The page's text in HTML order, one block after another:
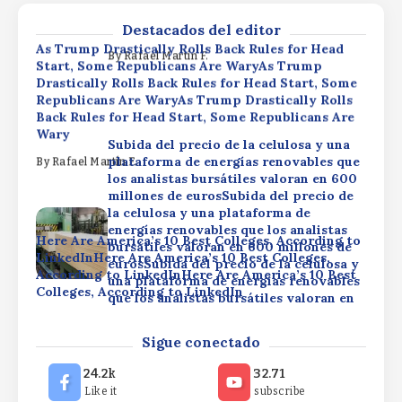
Destacados del editor
600 millones de euros
ByRafael Martín F.
ByRafael Martín F.
As Trump Drastically Rolls Back Rules for Head
Start, Some Republicans Are WaryAs Trump
Drastically Rolls Back Rules for Head Start, Some
Republicans Are WaryAs Trump Drastically Rolls
Back Rules for Head Start, Some Republicans Are
Wary
By Rafael Martín F.
Subida del precio de la celulosa y una
plataforma de energías renovables que
los analistas bursátiles valoran en 600
millones de eurosSubida del precio de
la celulosa y una plataforma de
energías renovables que los analistas
bursátiles valoran en 600 millones de
eurosSubida del precio de la celulosa y
una plataforma de energías renovables
que los analistas bursátiles valoran en
Rafael Martín F.
Here Are America’s 10 Best Colleges, According to
LinkedInHere Are America’s 10 Best Colleges,
According to LinkedInHere Are America’s 10 Best
Colleges, According to LinkedIn
As Trump Drastically Rolls Back Rules for Head
Start, Some Republicans Are WaryAs Trump
Drastically Rolls Back Rules for Head Start, Some
Republicans Are WaryAs Trump Drastically Rolls
Sigue conectado
24.2k
Like it
32.71
subscribe